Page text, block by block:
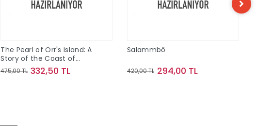
The Pearl of Orr's Island: A
Story of the Coast of
Maine
475,00 TL 332,50 TL
Salammbô
420,00 TL 294,00 TL